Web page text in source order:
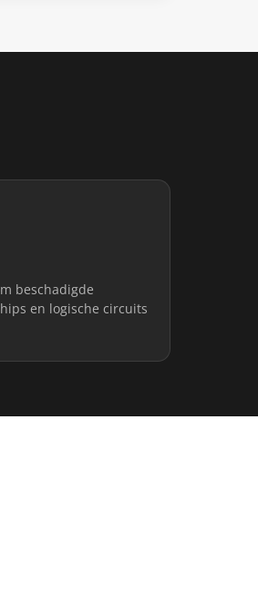
beschadigde
en logische circuits